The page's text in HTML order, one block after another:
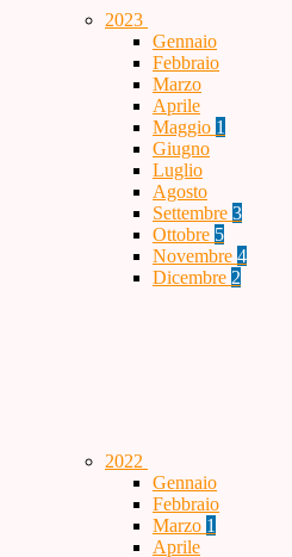
2023
Gennaio
Febbraio
Marzo
Aprile
Maggio 1
Giugno
Luglio
Agosto
Settembre 3
Ottobre 5
Novembre 4
Dicembre 2
2022
Gennaio
Febbraio
Marzo 1
Aprile